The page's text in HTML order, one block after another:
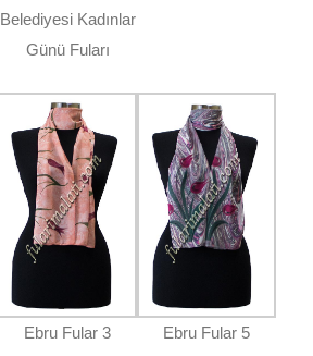
Belediyesi Kadınlar
Günü Fuları
Ebru Fular 3 Ebru Fular 5